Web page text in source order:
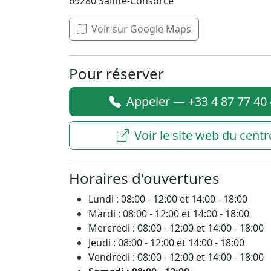
Voir sur Google Maps
Pour réserver
Appeler — +33 4 87 77 40
Voir le site web du
Horaires d'ouvertures
Lundi : 08:00 - 12:00 et 14:00 - 18:00
Mardi : 08:00 - 12:00 et 14:00 - 18:00
Mercredi : 08:00 - 12:00 et 14:00 - 18:00
Jeudi : 08:00 - 12:00 et 14:00 - 18:00
Vendredi : 08:00 - 12:00 et 14:00 - 18:00